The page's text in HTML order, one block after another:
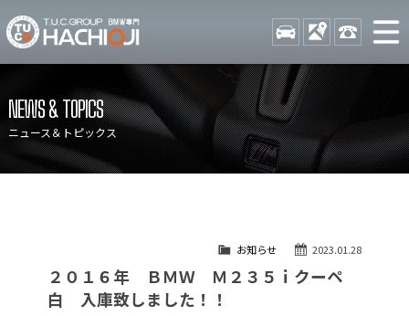
TUCグループ BMW専門 八
STOCK ACCESS 042-
在庫リスト
目玉車両一覧
店舗紹介
保証＆サービス
アクセスマップ
自動車保険
TUCとは？
NEWS & TOPICS
ニュース＆トピックス
2023.01.28
お知らせ
２０１６年 ＢＭＷ Ｍ２３５ｉクーペ
白 入庫致しました！！